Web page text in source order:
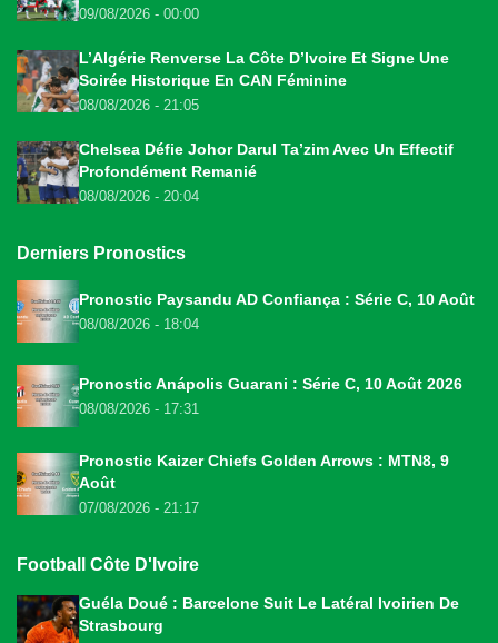
09/08/2026 - 00:00
L’Algérie Renverse La Côte D’Ivoire Et Signe Une
Soirée Historique En CAN Féminine
08/08/2026 - 21:05
Chelsea Défie Johor Darul Ta’zim Avec Un Effectif
Profondément Remanié
08/08/2026 - 20:04
Derniers Pronostics
Pronostic Paysandu AD Confiança : Série C, 10 Août
08/08/2026 - 18:04
Pronostic Anápolis Guarani : Série C, 10 Août 2026
08/08/2026 - 17:31
Pronostic Kaizer Chiefs Golden Arrows : MTN8, 9
Août
07/08/2026 - 21:17
Football Côte D'Ivoire
Guéla Doué : Barcelone Suit Le Latéral Ivoirien De
Strasbourg